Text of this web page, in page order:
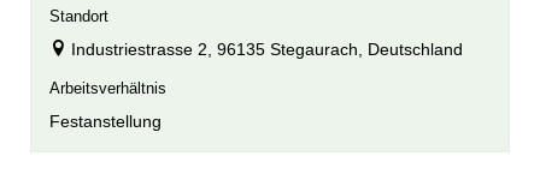
Standort
Industriestrasse 2, 96135 Stegaurach, Deutschland
Arbeitsverhältnis
Festanstellung